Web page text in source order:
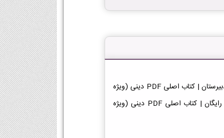
دانلود کتاب دینی (ویژه اهل سنت) دوازدهم معارف 1404-1405 دبیرستان | کتاب اصلی PDF دینی (ویژه
اهل سنت) دوازدهم معارف 1404-1405 | دبیرستان دانلود PDF رایگان | کتاب اصلی PDF دینی (ویژه